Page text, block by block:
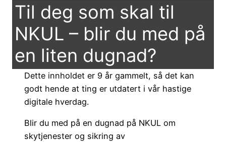
Til deg som skal til
NKUL – blir du med på
en liten dugnad?
Dette innholdet er 9 år gammelt, så det kan
godt hende at ting er utdatert i vår hastige
digitale hverdag.
Blir du med på en dugnad på NKUL om
skytjenester og sikring av